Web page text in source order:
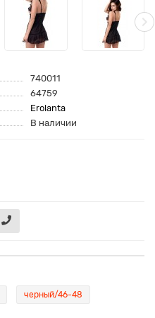
740011
64759
Erolanta
В наличии
черный/46-48